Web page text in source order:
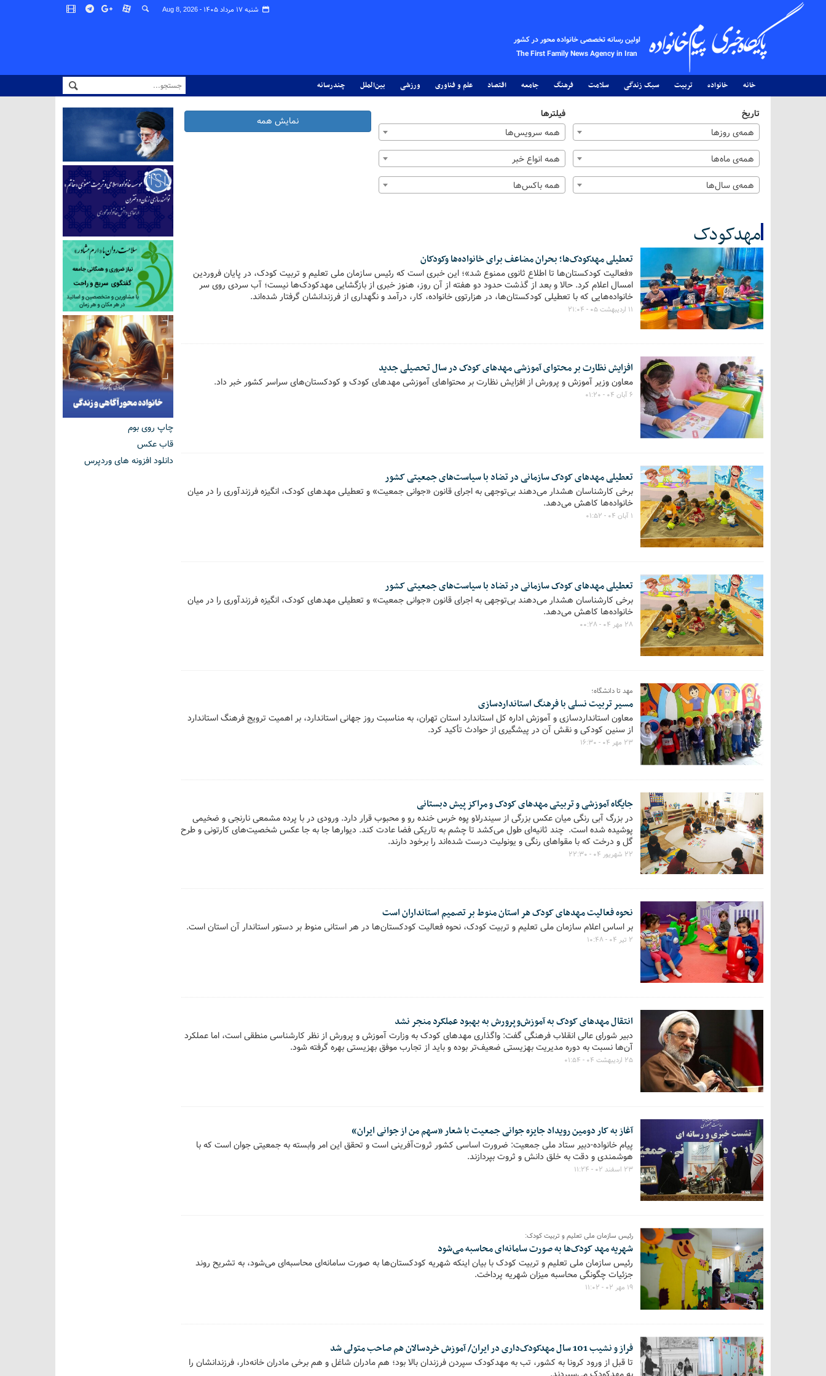
شنبه ۱۷ مرداد ۱۴۰۵ - Aug 8, 2026
اولین رسانه تخصصی خانواده محور در کشور
The First Family News Agency in Iran
خانه خانواده تربیت سبک زندگی سلامت فرهنگ جامعه اقتصاد علم و فناوری ورزشی بین‌الملل چندرسانه
تاریخ
همه‌ی روزها
همه‌ی ماه‌ها
همه‌ی سال‌ها
فیلترها
همه سرویس‌ها
همه انواع خبر
همه باکس‌ها
نمایش همه
مهدکودک‌
کل اخبار:11 تعطیلی مهدکودک‌ها؛ بحران مضاعف برای خانواده‌ها وکودکان
«فعالیت کودکستان‌ها تا اطلاع ثانوی ممنوع شد»؛ این خبری است که رئیس سازمان ملی تعلیم و تربیت کودک، در پایان فروردین‌
امسال اعلام کرد. حالا و بعد از گذشت حدود دو هفته از آن روز، هنوز خبری از بازگشایی مهدکودک‌ها نیست؛ آب سردی روی سر
خانواده‌هایی که با تعطیلی کودکستان‌ها، در هزارتوی خانواده، کار، درآمد و نگهداری از فرزندانشان گرفتار شده‌اند.
۱۱ اردیبهشت ۰۵ - ۲۱:۰۴
افزایش نظارت بر محتوای آموزشی مهدهای کودک در سال تحصیلی جدید
معاون وزیر آموزش و پرورش از افزایش نظارت بر محتواهای آموزشی مهدهای کودک و کودکستان‌های سراسر کشور خبر داد.
۶ آبان ۰۴ - ۰۱:۲۰
تعطیلی مهدهای کودک‌ سازمانی در تضاد با سیاست‌های جمعیتی کشور
برخی کارشناسان هشدار می‌دهند بی‌توجهی به اجرای قانون «جوانی جمعیت» و تعطیلی مهدهای کودک‌، انگیزه فرزندآوری را در میان
خانواده‌ها کاهش می‌دهد.
۱ آبان ۰۴ - ۰۱:۵۲
تعطیلی مهدهای کودک‌ سازمانی در تضاد با سیاست‌های جمعیتی کشور
برخی کارشناسان هشدار می‌دهند بی‌توجهی به اجرای قانون «جوانی جمعیت» و تعطیلی مهدهای کودک‌، انگیزه فرزندآوری را در میان
خانواده‌ها کاهش می‌دهد.
۲۸ مهر ۰۴ - ۰۰:۲۸
مهد تا دانشگاه؛
مسیر تربیت نسلی با فرهنگ استانداردسازی
معاون استانداردسازی و آموزش اداره کل استاندارد استان تهران، به مناسبت روز جهانی استاندارد، بر اهمیت ترویج فرهنگ استاندارد
از سنین کودکی و نقش آن در پیشگیری از حوادث تأکید کرد.
۲۳ مهر ۰۴ - ۱۶:۳۰
جایگاه آموزشی و تربیتی مهدهای کودک و مراکز پیش دبستانی
در بزرگ آبی رنگی میان عکس بزرگی از سیندرلاو پوه خرس خنده رو و محبوب قرار دارد. ورودی در با پرده مشمعی نارنجی و ضخیمی
پوشیده شده است. چند ثانیه‌ای طول می‌کشد تا چشم به تاریکی فضا عادت کند. دیوارها جا به جا عکس شخصیت‌های کارتونی و طرح
گل و درخت که با مقواهای رنگی و یونولیت درست شده‌اند را برخود دارند.
۲۲ شهریور ۰۴ - ۲۲:۳۰
نحوه فعالیت مهدهای کودک هر استان منوط بر تصمیم‌ استانداران است
بر اساس اعلام سازمان ملی تعلیم و تربیت کودک، نحوه فعالیت کودکستان‌ها در هر استانی منوط بر دستور استاندار آن استان است.
۲ تیر ۰۴ - ۱۰:۴۸
انتقال مهدهای کودک به آموزش‌وپرورش به بهبود عملکرد منجر نشد
دبیر شورای عالی انقلاب فرهنگی گفت: واگذاری مهدهای کودک به وزارت آموزش و پرورش از نظر کارشناسی منطقی است، اما عملکرد
آن‌ها نسبت به دوره مدیریت بهزیستی ضعیف‌تر بوده و باید از تجارب موفق بهزیستی بهره گرفته شود.
۲۵ اردیبهشت ۰۴ - ۰۱:۵۴
آغاز به کار دومین رویداد جایزه جوانی جمعیت با شعار «سهم من از جوانی ایران»
پیام خانواده-دبیر ستاد ملی جمعیت: ضرورت اساسی کشور ثروت‌آفرینی است و تحقق این امر وابسته به جمعیتی جوان است که با
هوشمندی و دقت به خلق دانش و ثروت بپردازند.
۲۳ اسفند ۰۲ - ۱۱:۲۴
رئیس سازمان ملی تعلیم و تربیت کودک:
شهریه مهد کودک‌ها به صورت سامانه‌ای محاسبه می‌شود
رئیس سازمان ملی تعلیم و تربیت کودک با بیان اینکه شهریه کودکستان‌ها به صورت سامانه‌ای محاسبه‌ای می‌شود، به تشریح روند
جزئیات چگونگی محاسبه میزان شهریه پرداخت.
۱۹ مهر ۰۲ - ۱۱:۰۲
فراز و نشیب 101 سال مهدکودک‌داری در ایران/ آموزش خردسالان هم صاحب متولی شد
تا قبل از ورود کرونا به کشور، تب به مهدکودک سپردن فرزندان بالا بود؛ هم مادران شاغل و هم برخی مادران خانه‌دار، فرزندانشان را
چاپ روی بوم
قاب عکس
دانلود افزونه های وردپرس